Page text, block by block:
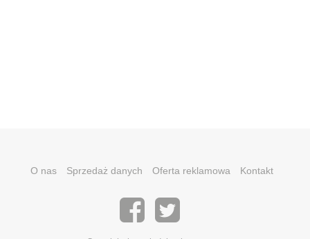
O nas Sprzedaż danych Oferta reklamowa Kontakt